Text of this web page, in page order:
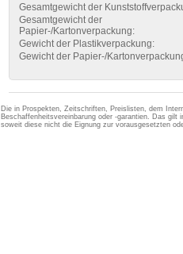
Gesamtgewicht der
Gesamtgewicht der
Papier-/Kartonverpackung:
Gewicht der Plastikverpackung:
Gewicht der Papier-/
Die in Prospekten, Zeitschriften, Preislisten, dem
Beschaffenheitsvereinbarung oder -garantien. Das
soweit diese nicht die Eignung zur vorausgesetzten